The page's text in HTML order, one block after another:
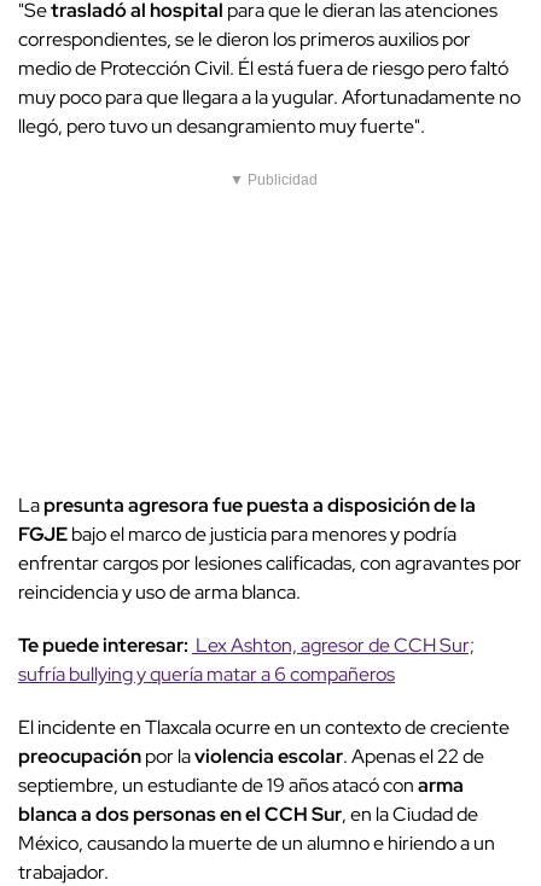
"Setrasladó al hospital para que le dieran las atenciones
correspondientes, se le dieron los primeros auxilios por
medio de Protección Civil. Él está fuera de riesgo pero faltó
muy poco para que llegara a la yugular. Afortunadamente no
llegó, pero tuvo un desangramiento muy fuerte".
▼ Publicidad
Lapresunta agresora fue puesta a disposición de la
FGJEbajo el marco de justicia para menores y podría
enfrentar cargos por lesiones calificadas, con agravantes por
reincidencia y uso de arma blanca.
Te puede interesar: Lex Ashton, agresor de CCH Sur;
sufría bullying y quería matar a 6 compañeros
El incidente en Tlaxcala ocurre en un contexto de creciente
preocupaciónpor laviolencia escolar. Apenas el 22 de
septiembre, un estudiante de 19 años atacó conarma
blanca a dos personas en el CCH Sur, en la Ciudad de
México, causando la muerte de un alumno e hiriendo a un
trabajador.